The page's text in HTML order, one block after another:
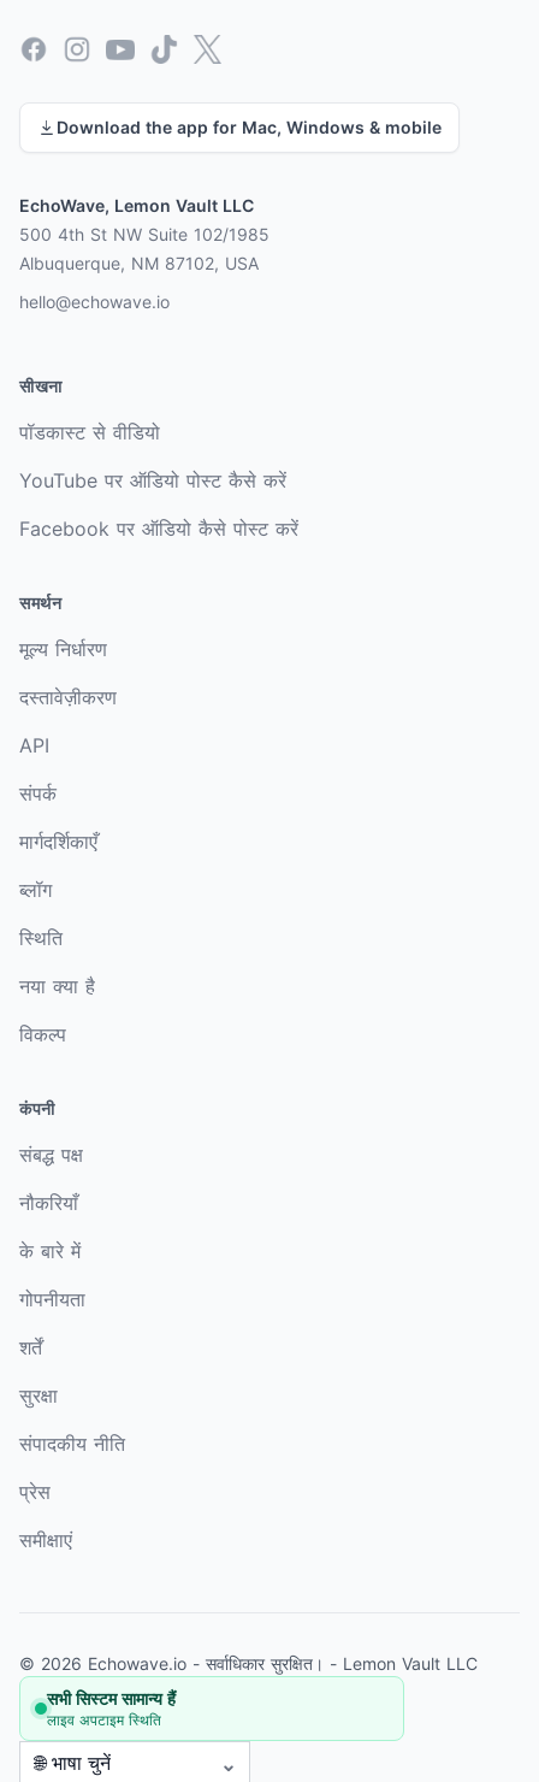
Facebook
InstagramYouTubeTikTok
X
Download the app for Mac, Windows & mobile
EchoWave, Lemon Vault LLC
500 4th St NW Suite 102/1985
Albuquerque, NM 87102, USA
hello@echowave.io
सीखना
पॉडकास्ट से वीडियो
YouTube पर ऑडियो पोस्ट कैसे करें
Facebook पर ऑडियो कैसे पोस्ट करें
समर्थन
मूल्य निर्धारण
दस्तावेज़ीकरण
API
संपर्क
मार्गदर्शिकाएँ
ब्लॉग
स्थिति
नया क्या है
विकल्प
कंपनी
संबद्ध पक्ष
नौकरियाँ
के बारे में
गोपनीयता
शर्तें
सुरक्षा
संपादकीय नीति
प्रेस
समीक्षाएं
© 2026 Echowave.io - सर्वाधिकार सुरक्षित। - Lemon Vault LLC
सभी सिस्टम सामान्य हैं
लाइव अपटाइम स्थिति
🌐 भाषा चुनें